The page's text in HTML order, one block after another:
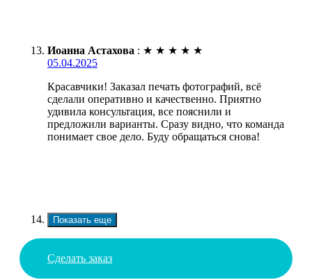
Иоанна Астахова : ★ ★ ★ ★ ★
05.04.2025
Красавчики! Заказал печать фотографий, всё
сделали оперативно и качественно. Приятно
удивила консультация, все пояснили и
предложили варианты. Сразу видно, что команда
понимает свое дело. Буду обращаться снова!
Показать еще
Сделать заказ